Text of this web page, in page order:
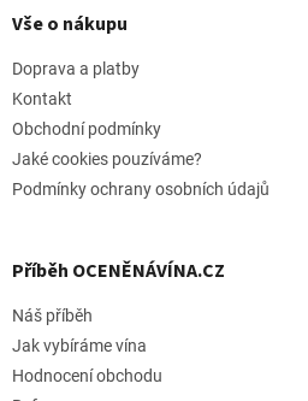
pVše o nákupu
Doprava a platby
Kontakt
Obchodní podmínky
Jaké cookies pouzíváme?
Podmínky ochrany osobních údajů
Příběh OCENĚNÁVÍNA.CZ
Náš příběh
Jak vybíráme vína
Hodnocení obchodu